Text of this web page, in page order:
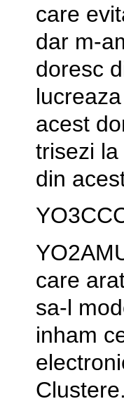
care
dar m-
doresc
acest
trisezi
din
care
sa-l
inham
Clustere.